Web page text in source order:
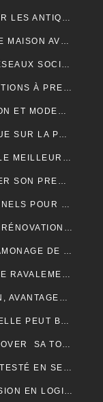
COMMENT RESTAURER ET ENTRETENIR LES ANTIQUITÉS?
MODERNISER L’APPARENCE DE VOTRE MAISON AVEC DES PORTES DE GARAGE SECTIONNELLES (ADOPTEZ LES PORTES AMC)
L’ENFER NUMÉRIQUE : QUAND LES RÉSEAUX SOCIAUX DEVIENNENT UN CAUCHEMAR
ÉLAGAGE ET SÉCURITÉ : LES PRÉCAUTIONS À PRENDRE
LES TOITURES EN ARDOISE : TRADITION ET MODERNITÉ
L’IMPACT DU CHANGEMENT CLIMATIQUE SUR LA PRODUCTION DE VANILLE À MADAGASCAR
GUIDE D’ACHAT : COMMENT CHOISIR LE MEILLEUR SPIROMÈTRE POUR VOS BESOINS
LES ÉTAPES À SUIVRE POUR PRÉPARER SON PREMIER MARATHON
POURQUOI CHOISIR DES PROFESSIONNELS POUR VOTRE DÉMÉNAGEMENT CLICHY ?
COMMENT RÉUSSIR SES TRAVAUX DE RÉNOVATION DE COUVERTURE ?
QUELS SONT LES TARIFS POUR UN RAMONAGE DE CHEMINÉE ?
POURQUOI RÉALISER DES TRAVAUX DE RAVALEMENT DE FAÇADE ?
RAVALEMENT DE FAÇADE : DÉFINITION, AVANTAGES ET ERREURS À ÉVITER
COMMENT UNE AGENCE ÉVÉNEMENTIELLE PEUT BOOSTER L’ATTRACTIVITÉ D’UNE DESTINATION TOURISTIQUE ?
LA TECHNIQUE À ADOPTER POUR RÉNOVER SA TOITURE EN TUILES
IPTV FRANCE STORE : LEADER INCONTESTÉ EN SERVICES IPTV DE QUALITÉ SUPÉRIEURE
LES RACKS ET RAYONNAGES D’OCCASION EN LOGISTIQUE